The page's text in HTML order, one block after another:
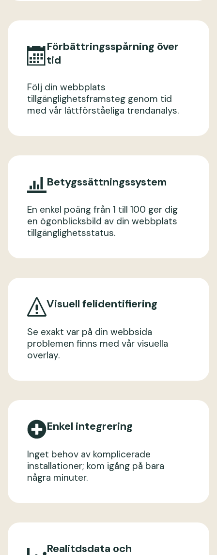
Förbättringsspårning över
tid
Följ din webbplats
tillgänglighetsframsteg genom tid
med vår lättförståeliga trendanalys.
Betygssättningssystem
En enkel poäng från 1 till 100 ger dig
en ögonblicksbild av din webbplats
tillgänglighetsstatus.
Visuell felidentifiering
Se exakt var på din webbsida
problemen finns med vår visuella
overlay.
Enkel integrering
Inget behov av komplicerade
installationer; kom igång på bara
några minuter.
Realitdsdata och